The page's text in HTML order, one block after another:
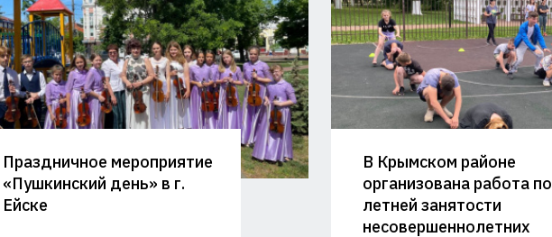
Праздничное мероприятие
«Пушкинский день» в г.
Ейске
В Крымском районе
организована работа по
летней занятости
несовершеннолетних